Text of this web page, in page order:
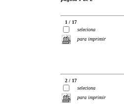
1 / 17
seleciona
para imprimir
2 / 17
seleciona
para imprimir